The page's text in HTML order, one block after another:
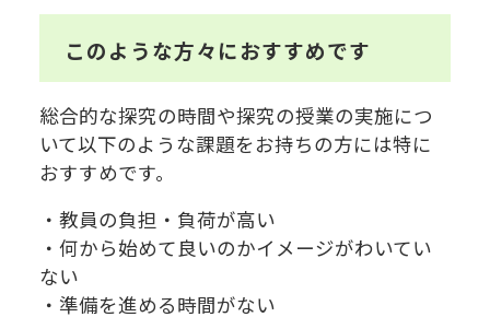
このような方々におすすめです
総合的な探究の時間や探究の授業の実施につ
いて以下のような課題をお持ちの方には特に
おすすめです。
・教員の負担・負荷が高い
・何から始めて良いのかイメージがわいてい
ない
・準備を進める時間がない